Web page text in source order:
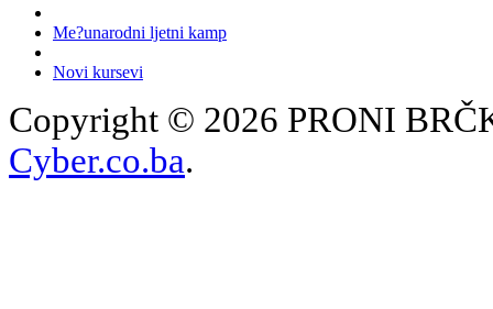
Me?unarodni ljetni kamp
Novi kursevi
Copyright © 2026 PRONI
Cyber.co.ba.